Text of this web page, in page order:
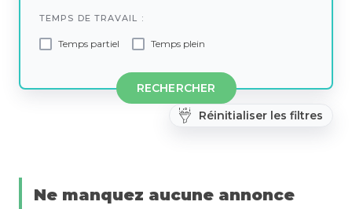
Réinitialiser les filtres
TEMPS DE TRAVAIL :
Temps partiel Temps plein
RECHERCHER
Ne manquez aucune annonce